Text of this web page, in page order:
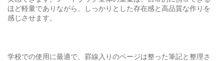
ほど軽量でありながら、しっかりとした存在感と高品質な作りを
感じさせます。
学校での使用に最適で、罫線入りのページは整った筆記と整理さ